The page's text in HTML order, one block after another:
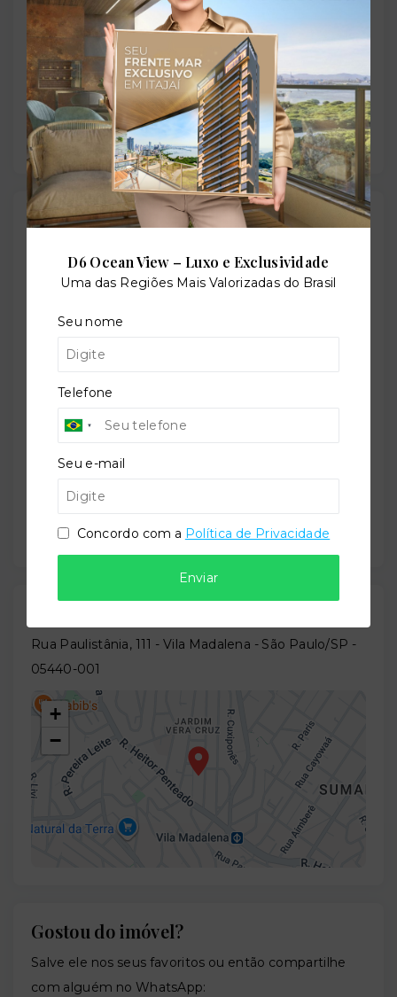
Salão de festas
Solarium
Outras Informações
Referência:
Residencial
Situação:
Novo
Rua Paulistânia, 111 - Vila Madalena - São Paulo/SP -
05440-001
+
−
Gostou do imóvel?
Salve ele nos seus favoritos ou então compartilhe
com alguém no WhatsApp:
D6 Ocean View – Luxo e Exclusividade
Uma das Regiões Mais Valorizadas do Brasil
Seu nome
Telefone
Seu e-mail
Concordo com a Política de Privacidade
Enviar